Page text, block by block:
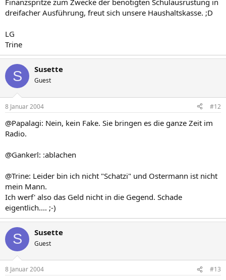
Finanzspritze zum Zwecke der benötigten Schulausrüstung in
dreifacher Ausführung, freut sich unsere Haushaltskasse. ;D
LG
Trine
S Susette
Guest
8 Januar 2004 #12
@Papalagi: Nein, kein Fake. Sie bringen es die ganze Zeit im
Radio.
@Gankerl: :ablachen
@Trine: Leider bin ich nicht "Schatzi" und Ostermann ist nicht
mein Mann.
Ich werf' also das Geld nicht in die Gegend. Schade
eigentlich.... ;-)
S Susette
Guest
8 Januar 2004 #13